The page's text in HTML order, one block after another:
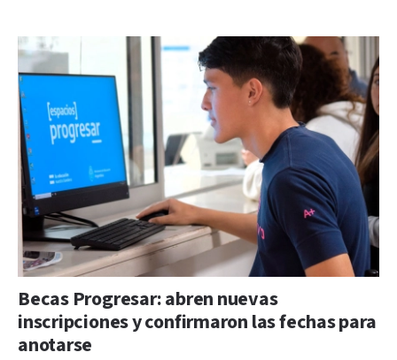
Becas Progresar: abren nuevas
inscripciones y confirmaron las fechas para
anotarse